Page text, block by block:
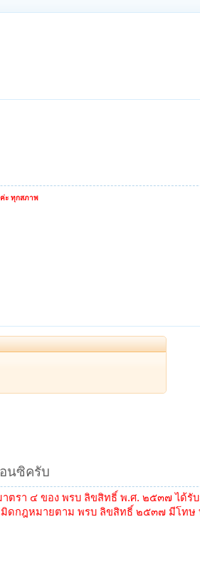
ค่ะ ทุกสภาพ
นซิครับ
ตรา ๔ ของ พรบ ลิขสิทธิ์ พ.ศ. ๒๕๓๗ ได้รั
มิดกฎหมายตาม พรบ ลิขสิทธิ์ ๒๕๓๗ มีโทษ